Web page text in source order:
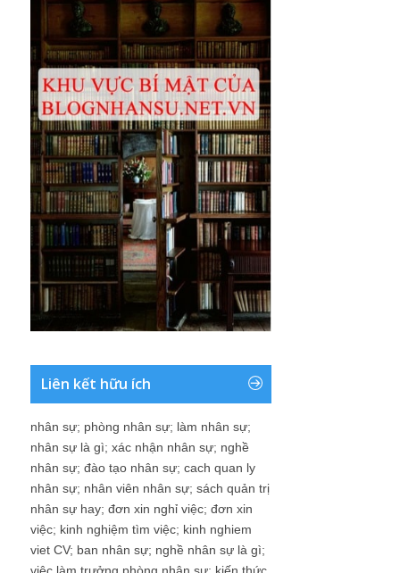
Liên kết hữu ích
nhân sự; phòng nhân sự; làm nhân sự;
nhân sự là gì; xác nhận nhân sự; nghề
nhân sự; đào tạo nhân sự; cach quan ly
nhân sự; nhân viên nhân sự; sách quản trị
nhân sự hay; đơn xin nghỉ việc; đơn xin
việc; kinh nghiệm tìm việc; kinh nghiem
viet CV; ban nhân sự; nghề nhân sự là gì;
việc làm trưởng phòng nhân sự; kiến thức